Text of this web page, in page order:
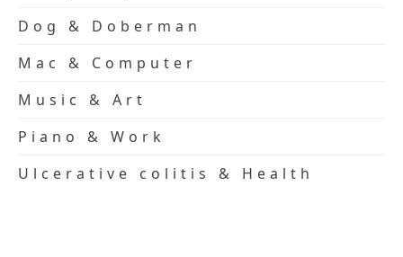
Dog & Doberman
Mac & Computer
Music & Art
Piano & Work
Ulcerative colitis & Health